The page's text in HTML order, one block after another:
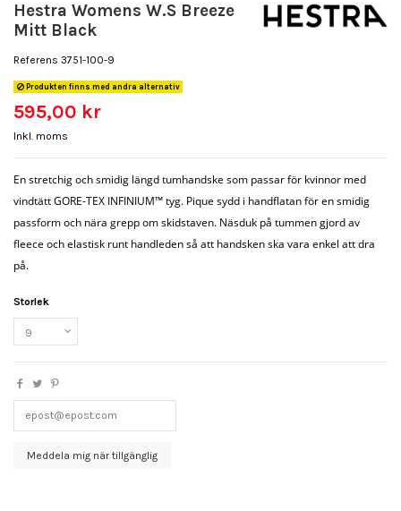
Hestra Womens W.S Breeze
Mitt Black
Referens 3751-100-9
Produkten finns med andra alternativ
595,00 kr
Inkl. moms
En stretchig och smidig längd tumhandske som passar för kvinnor med
vindtätt GORE-TEX INFINIUM™ tyg. Pique sydd i handflatan för en smidig
passform och nära grepp om skidstaven. Näsduk på tummen gjord av
fleece och elastisk runt handleden så att handsken ska vara enkel att dra
på.
Storlek